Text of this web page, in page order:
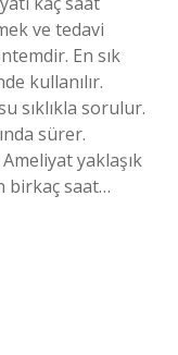
ve tedavi
En sık
kullanılır.
sıklıkla sorulur.
sürer.
yaklaşık
birkaç saat…